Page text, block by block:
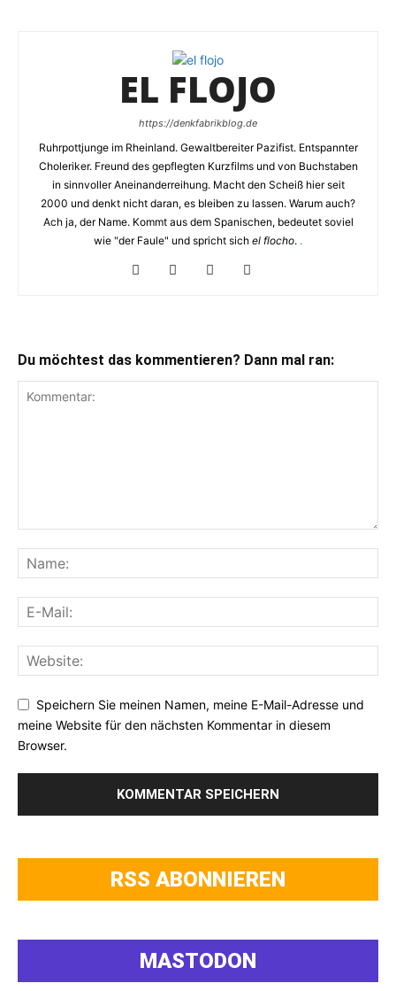
EL FLOJO
https://denkfabrikblog.de
Ruhrpottjunge im Rheinland. Gewaltbereiter Pazifist. Entspannter
Choleriker. Freund des gepflegten Kurzfilms und von Buchstaben
in sinnvoller Aneinanderreihung. Macht den Scheiß hier seit
2000 und denkt nicht daran, es bleiben zu lassen. Warum auch?
Ach ja, der Name. Kommt aus dem Spanischen, bedeutet soviel
wie "der Faule" und spricht sich el flocho. .
Du möchtest das kommentieren? Dann mal ran:
Speichern Sie meinen Namen, meine E-Mail-Adresse und
meine Website für den nächsten Kommentar in diesem
Browser.
RSS ABONNIEREN
MASTODON